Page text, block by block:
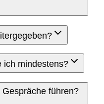
ich mindestens?
führen?